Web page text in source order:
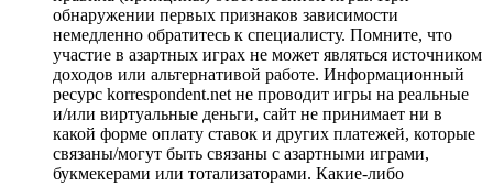
обнаружении первых признаков зависимости
немедленно обратитесь к специалисту. Помните, что
участие в азартных играх не может являться источником
доходов или альтернативой работе. Информационный
ресурс korrespondent.net не проводит игры на реальные
и/или виртуальные деньги, сайт не принимает ни в
какой форме оплату ставок и других платежей, которые
связаны/могут быть связаны с азартными играми,
букмекерами или тотализаторами. Какие-либо